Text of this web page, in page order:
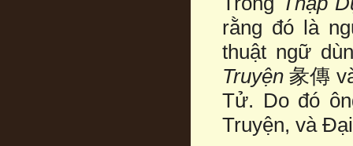
rằng đó là
thuật ngữ
Truyện 彖傳
Tử. Do đó
Truyện, và